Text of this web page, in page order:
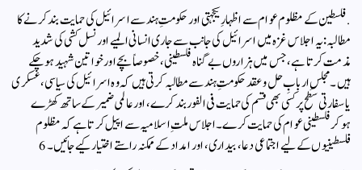
. فلسطین کے مظلوم عوام سے اظہارِ یکجہتی اور حکومتِ ہند سے اسرائیل کی حمایت بند کرنے کا
مطالبہ: یہ اجلاس غزہ میں اسرائیل کی جانب سے جاری انسانی المیے اور نسل کشی کی شدید
مذمت کرتا ہے، جس میں ہزاروں بے گناہ فلسطینی، خصوصاً بچے اور خواتین شہید ہو چکے
ہیں۔مجلسِ اربابِ حل و عقد حکومتِ ہند سے مطالبہ کرتی ہیں کہ وہ اسرائیل کی سیاسی، عسکری
یا سفارتی سطح پر کسی بھی قسم کی حمایت فی الفور بند کرے، اور عالمی ضمیر کے ساتھ کھڑے
ہوکر فلسطینی عوام کی حمایت کرے۔اجلاس ملتِ اسلامیہ سے اپیل کرتا ہے کہ مظلوم
فلسطینیوں کے لیے اجتماعی دعا، بیداری، اور امداد کے ممکنہ راستے اختیار کیے جائیں۔6